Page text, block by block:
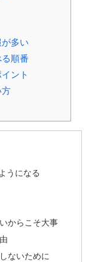
多い
順番
ント
方
うになる
からこそ大事
ないために